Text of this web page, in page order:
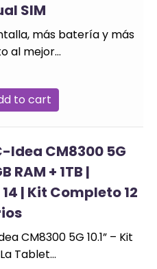
Sort by Newness
Sort by Name A - Z
Sort by Name Z - A
SIM
más batería y más
al mejor…
to cart
Idea CM8300 5G
RAM + 1TB |
| Kit Completo 12
CM8300 5G 10.1” – Kit
Tablet…